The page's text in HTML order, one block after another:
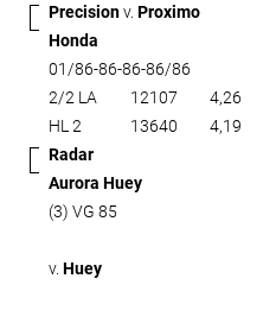
Precisionv. Proximo
Honda
01/86-86-86-86/86
2/2 LA
12107 4,26
HL 2
13640 4,19
Radar
Aurora Huey
(3) VG 85
v. Huey